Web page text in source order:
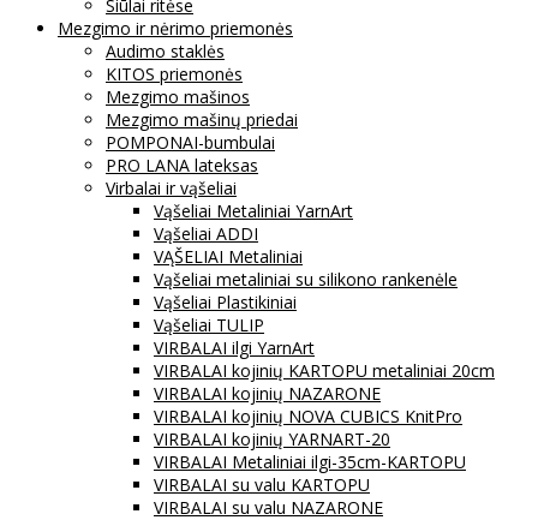
Siūlai ritėse
Mezgimo ir nėrimo priemonės
Audimo staklės
KITOS priemonės
Mezgimo mašinos
Mezgimo mašinų priedai
POMPONAI-bumbulai
PRO LANA lateksas
Virbalai ir vąšeliai
Vąšeliai Metaliniai YarnArt
Vąšeliai ADDI
VĄŠELIAI Metaliniai
Vąšeliai metaliniai su silikono rankenėle
Vąšeliai Plastikiniai
Vąšeliai TULIP
VIRBALAI ilgi YarnArt
VIRBALAI kojinių KARTOPU metaliniai 20cm
VIRBALAI kojinių NAZARONE
VIRBALAI kojinių NOVA CUBICS KnitPro
VIRBALAI kojinių YARNART-20
VIRBALAI Metaliniai ilgi-35cm-KARTOPU
VIRBALAI su valu KARTOPU
VIRBALAI su valu NAZARONE